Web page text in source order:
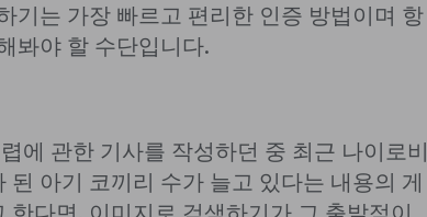
기는 가장 빠르고 편리한 인증 방법이며 항
봐야 할 수단입니다.
에 관한 기사를 작성하던 중 최근 나이로비
된 아기 코끼리 수가 늘고 있다는 내용의 게